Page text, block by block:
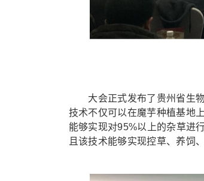
大会正式发布了贵州省生物
技术不仅可以在魔芋种植基地
能够实现对95%以上的杂草进
且该技术能够实现控草、养饲